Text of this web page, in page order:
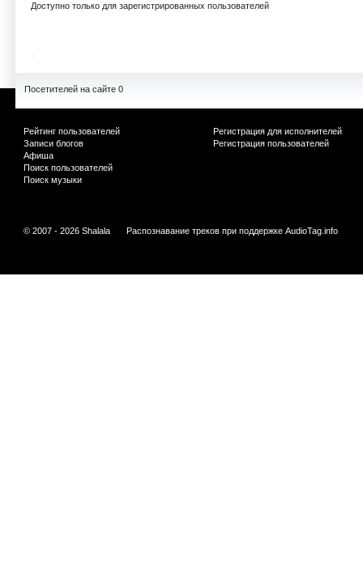
Доступно только для зарегистрированных пользователей
Посетителей на сайте 0
Рейтинг пользователей
Записи блогов
Афиша
Поиск пользователей
Поиск музыки
Регистрация для исполнителей
Регистрация пользователей
© 2007 - 2026 Shalala Распознавание треков при поддержке AudioTag.info